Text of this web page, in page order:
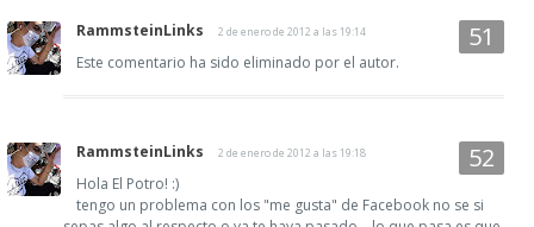
RammsteinLinks 2 de enero de 2012 a las 19:14
Este comentario ha sido eliminado por el autor.
RammsteinLinks 2 de enero de 2012 a las 19:18
Hola El Potro! :)
tengo un problema con los "me gusta" de Facebook no se si